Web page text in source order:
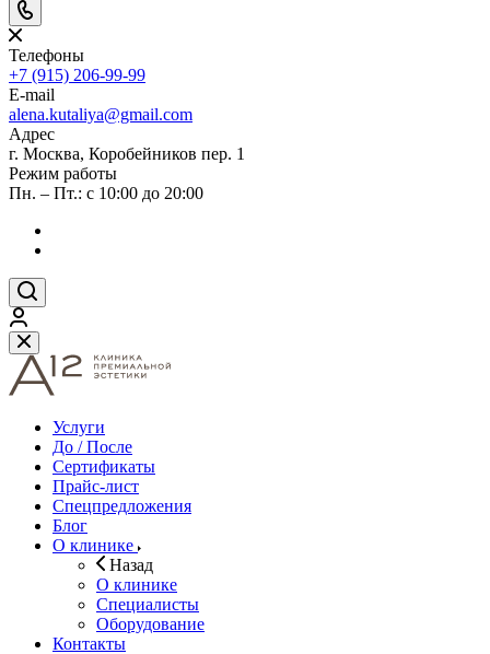
Телефоны
+7 (915) 206-99-99
E-mail
alena.kutaliya@gmail.com
Адрес
г. Москва, Коробейников пер. 1
Режим работы
Пн. – Пт.: с 10:00 до 20:00
Услуги
До / После
Сертификаты
Прайс-лист
Спецпредложения
Блог
О клинике
Назад
О клинике
Специалисты
Оборудование
Контакты